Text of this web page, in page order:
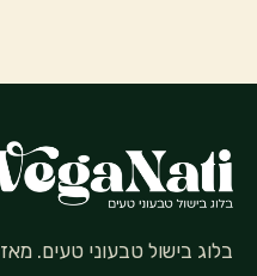
בלוג בישול טבעוני טעים. מאז 2018.